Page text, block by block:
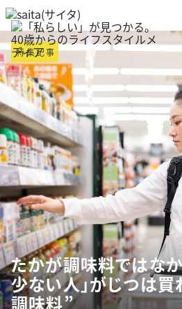
特集記事
たかが調味料ではなか
少ない人」がじつは
調味料”